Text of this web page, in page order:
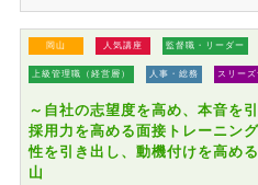
岡山 人気講座 監督職・リーダー
上級管理職（経営層） 人事・総務 スリー
～自社の志望度を高め、本音を
採用力を高める面接トレーニン
性を引き出し、動機付けを高め
山